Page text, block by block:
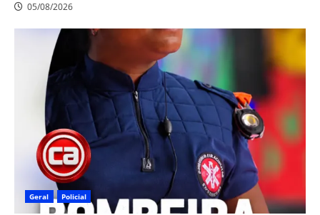
05/08/2026
Geral Policial